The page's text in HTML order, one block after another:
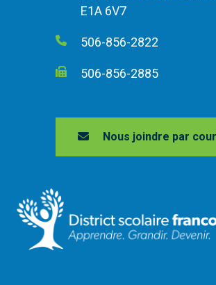
E1A 6V7
506-856-2822
506-856-2885
Nous joindre par